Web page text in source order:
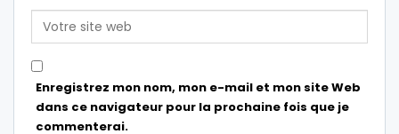
Enregistrez mon nom, mon e-mail et mon site Web
dans ce navigateur pour la prochaine fois que je
commenterai.